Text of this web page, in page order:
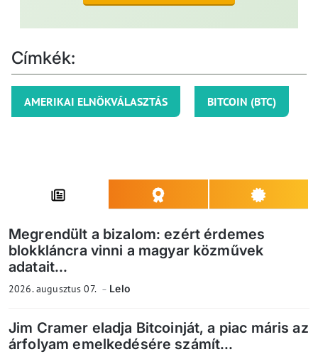
Címkék:
AMERIKAI ELNÖKVÁLASZTÁS BITCOIN (BTC)
Megrendült a bizalom: ezért érdemes
blokkláncra vinni a magyar közművek
adatait...
2026. augusztus 07. Lelo
Jim Cramer eladja Bitcoinját, a piac máris az
árfolyam emelkedésére számít...